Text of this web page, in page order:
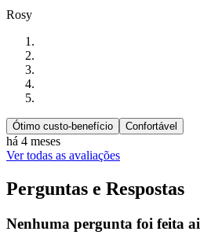
Rosy
Ótimo custo-benefício Confortável
há 4 meses
Ver todas as avaliações
Perguntas e Respostas
Nenhuma pergunta foi feita